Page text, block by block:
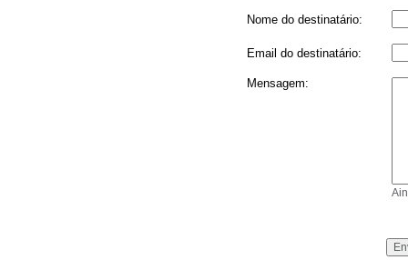
Nome do destinatário:
Email do destinatário:
Mensagem: